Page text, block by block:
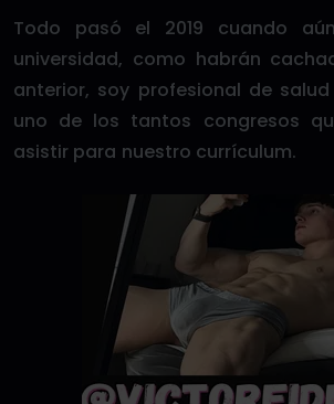
Todo pasó el 2019 cuando
universidad, como habrán
anterior, soy profesional de
uno de los tantos congresos
asistir para nuestro currículum.